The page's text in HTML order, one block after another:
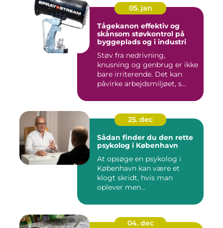
05. jan
Tågekanon effektiv og
skånsom støvkontrol på
byggeplads og i industri
Støv fra nedrivning,
knusning og genbrug er ikke
bare irriterende. Det kan
påvirke arbejdsmiljøet, s...
25. dec
Sådan finder du den rette
psykolog i København
At opsøge en psykolog i
København kan være et
klogt skridt, hvis man
oplever men...
04. dec